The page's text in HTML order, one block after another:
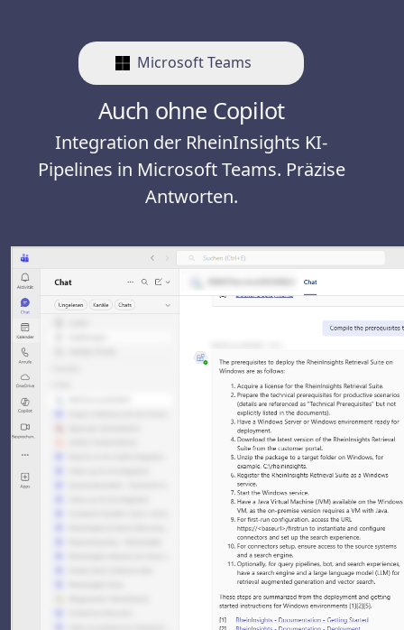
Microsoft Teams
Auch ohne Copilot
Integration der RheinInsights KI-
Pipelines in Microsoft Teams. Präzise
Antworten.